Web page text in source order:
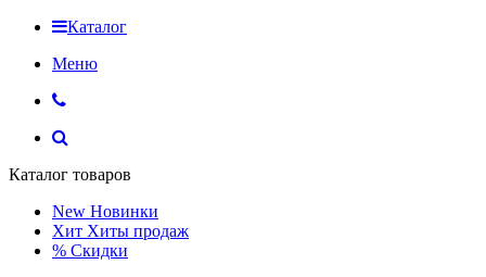
Каталог
Меню
Каталог товаров
New Новинки
Хит Хиты продаж
% Скидки